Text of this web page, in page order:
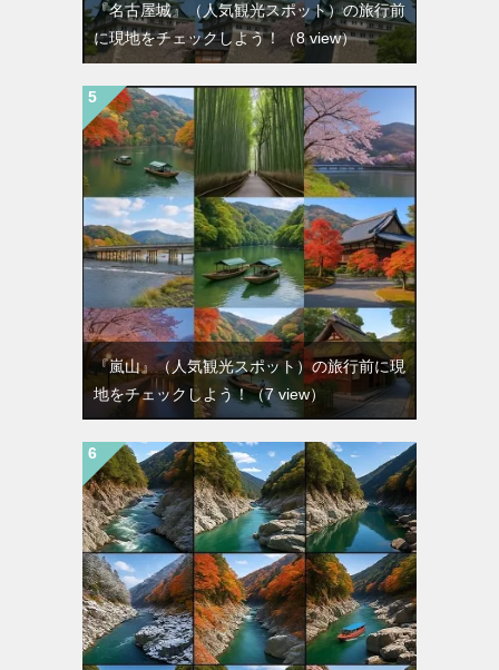
『名古屋城』（人気観光スポット）の旅行前
に現地をチェックしよう！ （8 view）
『嵐山』（人気観光スポット）の旅行前に現
地をチェックしよう！（7 view）